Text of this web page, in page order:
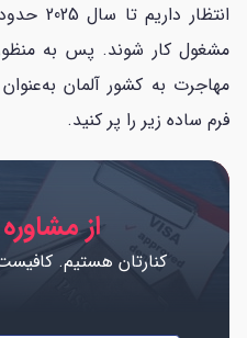
مشغول کار شوند. پس به
مهاجرت به کشور آلمان به‌عنوان
فرم ساده زیر را پر کنید.
از
کنارتان هستیم.